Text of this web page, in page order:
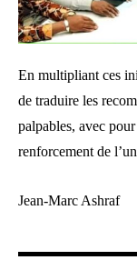
En multipliant ces
de traduire les
palpables, avec
renforcement de
Jean-Marc Ashraf